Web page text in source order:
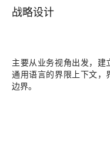
战略设计
主要从 业务视角出发，建
通用语言的界限上下文
边界。